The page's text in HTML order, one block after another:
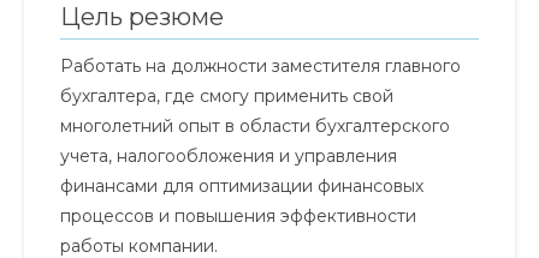
Цель резюме
Работать на должности заместителя главного
бухгалтера, где смогу применить свой
многолетний опыт в области бухгалтерского
учета, налогообложения и управления
финансами для оптимизации финансовых
процессов и повышения эффективности
работы компании.